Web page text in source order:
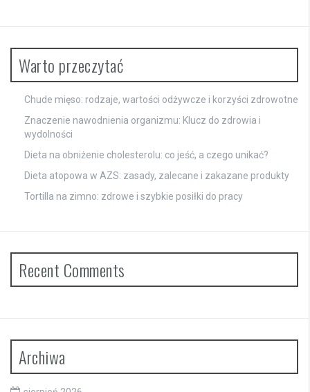
Warto przeczytać
Chude mięso: rodzaje, wartości odżywcze i korzyści zdrowotne
Znaczenie nawodnienia organizmu: Klucz do zdrowia i
wydolności
Dieta na obniżenie cholesterolu: co jeść, a czego unikać?
Dieta atopowa w AZS: zasady, zalecane i zakazane produkty
Tortilla na zimno: zdrowe i szybkie posiłki do pracy
Recent Comments
Archiwa